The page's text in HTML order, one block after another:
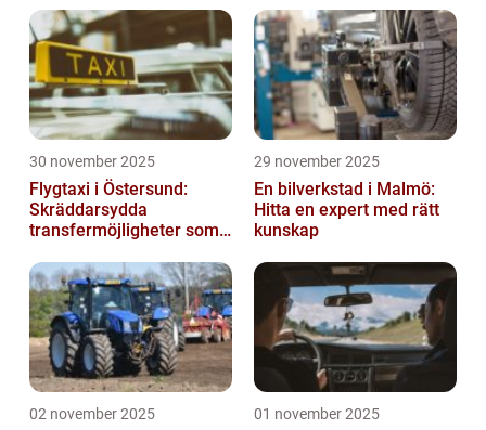
30 november 2025
Flygtaxi i Östersund:
Skräddarsydda
transfermöjligheter som
29 november 2025
En bilverkstad i Malmö:
Hitta en expert med rätt
kunskap
02 november 2025 01 november 2025